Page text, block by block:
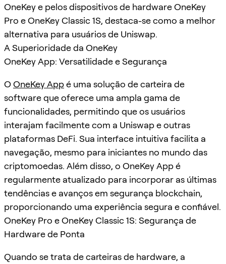
OneKey e pelos dispositivos de hardware OneKey
Pro e OneKey Classic 1S, destaca-se como a melhor
alternativa para usuários de Uniswap.
A Superioridade da OneKey
OneKey App: Versatilidade e Segurança
OOneKey Appé uma solução de carteira de
software que oferece uma ampla gama de
funcionalidades, permitindo que os usuários
interajam facilmente com a Uniswap e outras
plataformas DeFi. Sua interface intuitiva facilita a
navegação, mesmo para iniciantes no mundo das
criptomoedas. Além disso, o OneKey App é
regularmente atualizado para incorporar as últimas
tendências e avanços em segurança blockchain,
proporcionando uma experiência segura e confiável.
OneKey Pro e OneKey Classic 1S: Segurança de
Hardware de Ponta
Quando se trata de carteiras de hardware, a